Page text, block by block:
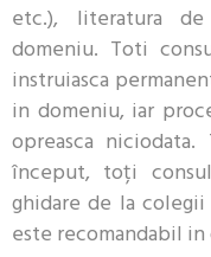
etc.), literatura
domeniu. Toti
instruiasca
in domeniu, iar
opreasca
început, toți
ghidare de la
este recomandabil